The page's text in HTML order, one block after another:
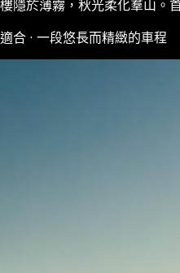
樓隱於薄霧，秋光柔化羣山。
適合 · 一段悠長而精緻的車程